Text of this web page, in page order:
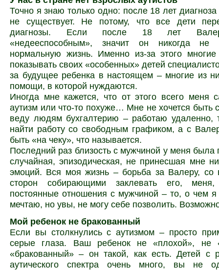
Точно я знаю только одно: после 18 лет диагноза
не существует. Не потому, что все дети
диагнозы. Если после 18 лет
«недееспособным», значит он никогда не
нормальную жизнь. Именно из-за этого
показывать своих «особенных» детей
за будущее ребенка в настоящем – многие из
помощи, в которой нуждаются.
Иногда мне кажется, что от этого всего меня
аутизм или что-то похуже… Мне не хочется
веду людям бухгалтерию – работаю удаленно,
найти работу со свободным графиком, а с
быть «на чеку», что называется.
Последний раз близость с мужчиной у меня была
случайная, эпизодическая, не принесшая мне
эмоций. Вся моя жизнь – борьба за Валеру, со
сторон собирающими заклевать его,
постоянные отношения с мужчиной – то, о чем я
мечтаю, но увы, не могу себе позволить.
Мой ребенок не бракованный
Если вы столкнулись с аутизмом – просто
серые глаза. Ваш ребенок не «плохой», не
«бракованный» – он такой, как есть. Детей с
аутического спектра очень много, вы не